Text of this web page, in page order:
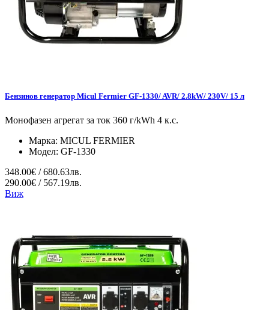
Бензинов генератор Micul Fermier GF-1330/ AVR/ 2.8kW/ 230V/ 15 л
Монофазен агрегат за ток 360 г/kWh 4 к.с.
Марка: MICUL FERMIER
Модел: GF-1330
348.00€ / 680.63лв.
290.00€ / 567.19лв.
Виж